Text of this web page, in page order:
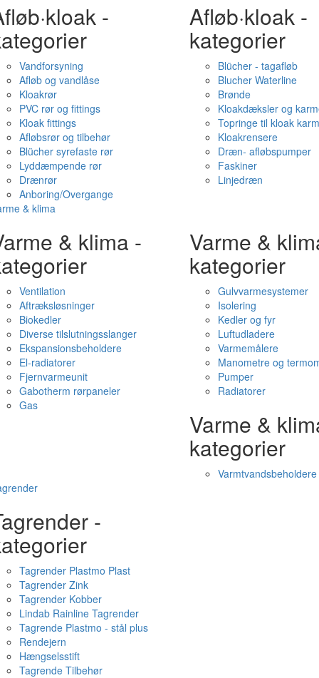
-
Vandforsyning
Afløb og vandlåse
Kloakrør
PVC rør og fittings
Kloak fittings
Afløbsrør og tilbehør
Blücher syrefaste rør
Lyddæmpende rør
Drænrør
Anboring/Overgange
Afløb·kloak -
kategorier
Blücher - tagafløb
Blucher Waterline
Brønde
Kloakdæksler og
Topringe til kloak
Kloakrensere
Dræn- afløbspumper
Faskiner
Linjedræn
& klima
& klima -
Ventilation
Aftræksløsninger
Biokedler
Diverse tilslutningsslanger
Ekspansionsbeholdere
El-radiatorer
Fjernvarmeunit
Gabotherm rørpaneler
Gas
Varme &
kategorier
Gulvvarmesystemer
Isolering
Kedler og fyr
Luftudladere
Varmemålere
Manometre og
Pumper
Radiatorer
Varme &
kategorier
Varmtvandsbeholdere
-
Tagrender Plastmo Plast
Tagrender Zink
Tagrender Kobber
Lindab Rainline Tagrender
Tagrende Plastmo - stål plus
Rendejern
Hængselsstift
Tagrende Tilbehør